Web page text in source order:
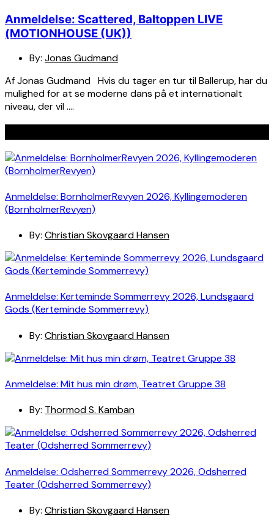
Anmeldelse: Scattered, Baltoppen LIVE
(MOTIONHOUSE (UK))
By: Jonas Gudmand
Af Jonas Gudmand Hvis du tager en tur til Ballerup, har du
mulighed for at se moderne dans på et internationalt
niveau, der vil ….
Anmeldelse: BornholmerRevyen 2026, Kyllingemoderen
(BornholmerRevyen)
By: Christian Skovgaard Hansen
Anmeldelse: Kerteminde Sommerrevy 2026, Lundsgaard
Gods (Kerteminde Sommerrevy)
By: Christian Skovgaard Hansen
Anmeldelse: Mit hus min drøm, Teatret Gruppe 38
By: Thormod S. Kamban
Anmeldelse: Odsherred Sommerrevy 2026, Odsherred
Teater (Odsherred Sommerrevy)
By: Christian Skovgaard Hansen